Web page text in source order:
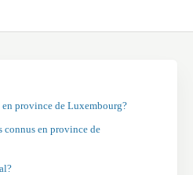
province de Luxembourg?
connus en province de